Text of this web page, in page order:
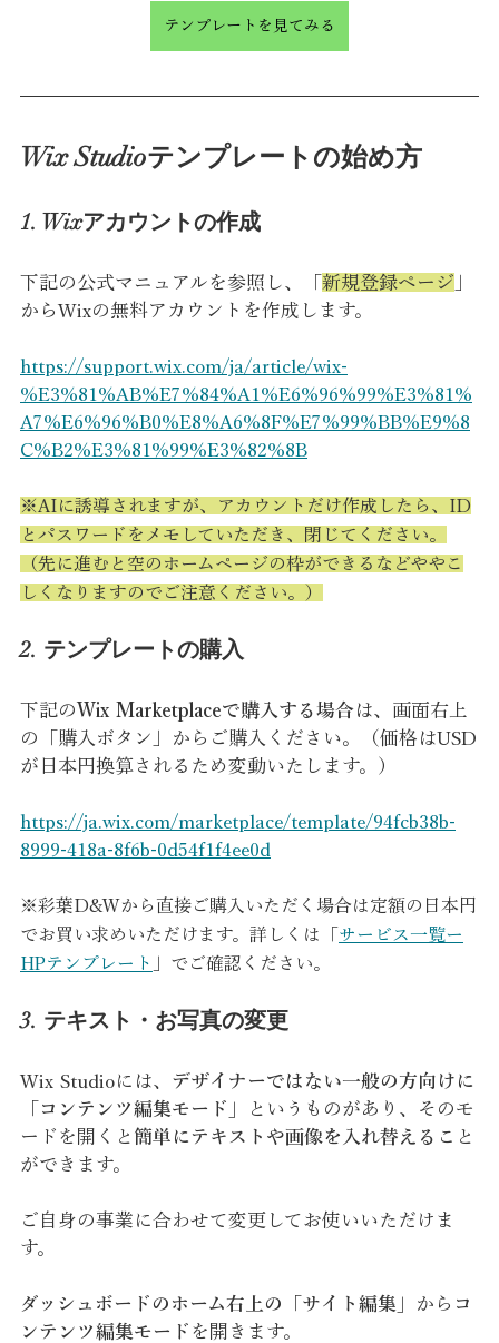
テンプレートを見てみる
Wix Studioテンプレートの始め方
1. Wixアカウントの作成
下記の公式マニュアルを参照し、「 新規登録ページ
からWixの無料アカウントを作成します。
https://support.wix.com/ja/article/wix-
%E3%81%AB%E7%84%A1%E6%96%99%E3%81%
A7%E6%96%B0%E8%A6%8F%E7%99%BB%E9%8
C%B2%E3%81%99%E3%82%8B
※AIに誘導されますが、アカウントだけ作成したら、ID
とパスワードをメモしていただき、閉じてください。
（先に進むと空のホームページの枠ができるなどややこ
しくなりますのでご注意ください。）
2. テンプレートの購入
下記のWix Marketplaceで購入する場合は、画面右上
の「購入ボタン」からご購入ください。（価格はUSD
が日本円換算されるため変動いたします。）
https://ja.wix.com/marketplace/template/94fcb38b-
8999-418a-8f6b-0d54f1f4ee0d
※彩葉D&Wから直接ご購入いただく場合は定額の日本円
でお買い求めいただけます。詳しくは「 サービス一覧ー
HPテンプレート
」でご確認ください。
3. テキスト・お写真の変更
Wix Studioには、 デザイナーではない一般の方向けに
「コンテンツ編集モード」
というものがあり、そのモ
ードを開くと 簡単にテキストや画像を入れ替える こと
ができます。
ご自身の事業に合わせて変更してお使いいただけま
す。
ダッシュボードのホーム右上の「サイト編集」 から コ
ンテンツ編集モード を開きます。